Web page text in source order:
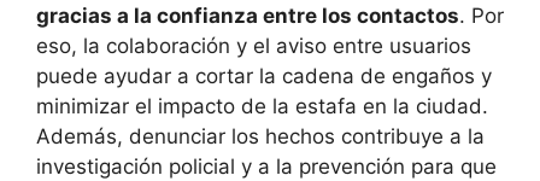
gracias a la confianza entre los contactos. Por
eso, la colaboración y el aviso entre usuarios
puede ayudar a cortar la cadena de engaños y
minimizar el impacto de la estafa en la ciudad.
Además, denunciar los hechos contribuye a la
investigación policial y a la prevención para que